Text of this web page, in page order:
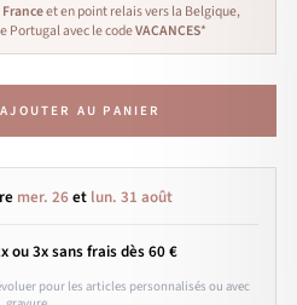
et en point relais vers la Belgique,
Portugal avec le codeVACANCES*
AJOUTER AU PANIER
mer. 26et lun. 31 août
ou 3xsans fraisdès 60 €
pour les articles personnalisés ou avec